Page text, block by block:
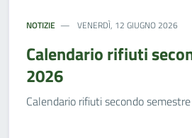
NOTIZIE VENERDÌ, 12 GIUGNO 2026
Calendario rifiuti
2026
Calendario rifiuti secondo